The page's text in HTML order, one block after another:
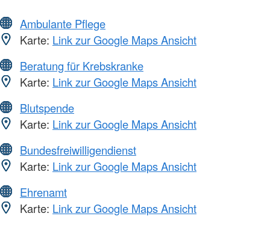
Ambulante Pflege
Karte: Link zur Google Maps Ansicht
Beratung für Krebskranke
Karte: Link zur Google Maps Ansicht
Blutspende
Karte: Link zur Google Maps Ansicht
Bundesfreiwilligendienst
Karte: Link zur Google Maps Ansicht
Ehrenamt
Karte: Link zur Google Maps Ansicht